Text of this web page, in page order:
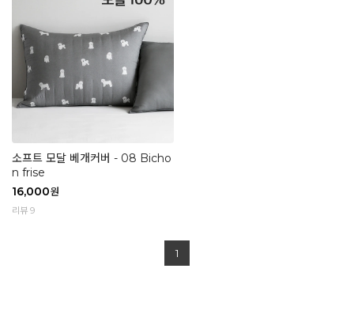
소프트 모달 베개커버 - 08 Bicho
n frise
16,000원
리뷰 9
1